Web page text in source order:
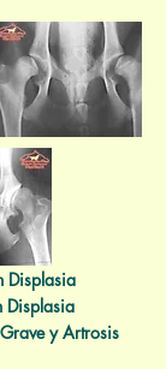
Displasia
Displasia
y Artrosis